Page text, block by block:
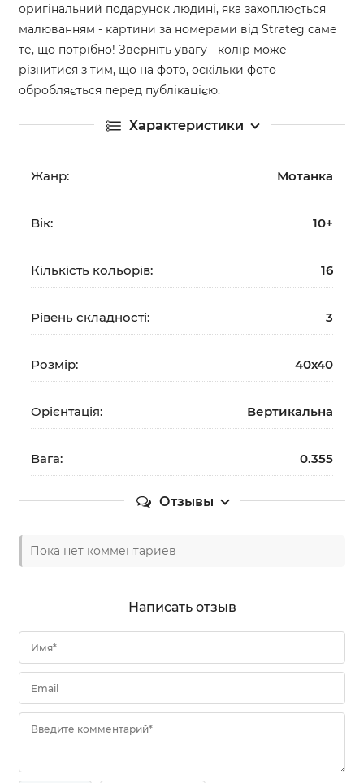
оригінальний подарунок людині, яка захоплюється
малюванням - картини за номерами від Strateg саме
те, що потрібно! Зверніть увагу - колір може
різнитися з тим, що на фото, оскільки фото
обробляється перед публікацією.
Характеристики
Жанр: Мотанка
Вік: 10+
Кількість кольорів: 16
Рівень складності: 3
Розмір: 40х40
Орієнтація: Вертикальна
Вага: 0.355
Отзывы
Пока нет комментариев
Написать отзыв
Имя*
Email
Введите комментарий*